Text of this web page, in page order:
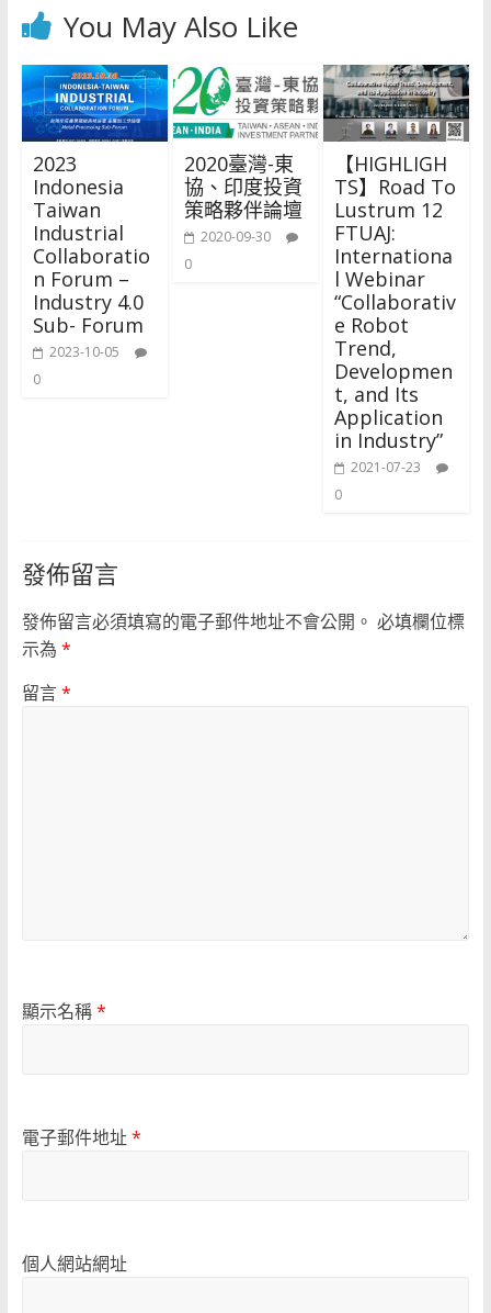
You May Also Like
2023
Indonesia
Taiwan
Industrial
Collaboratio
n Forum –
Industry 4.0
Sub- Forum
2023-10-05
0
2020臺灣-東
協、印度投資
策略夥伴論壇
2020-09-30
0
【HIGHLIGH
TS】Road To
Lustrum 12
FTUAJ:
Internationa
l Webinar
“Collaborativ
e Robot
Trend,
Developmen
t, and Its
Application
in Industry”
2021-07-23
0
發佈留言
發佈留言必須填寫的電子郵件地址不會公開。 必填欄位標
示為 *
留言*
顯示名稱*
電子郵件地址*
個人網站網址